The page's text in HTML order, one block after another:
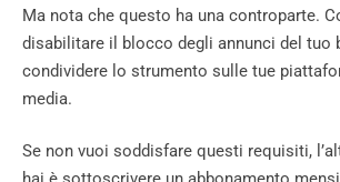
Ma nota che questo ha una controparte.
disabilitare il blocco degli annunci del tuo
condividere lo strumento sulle tue
media.
Se non vuoi soddisfare questi requisiti,